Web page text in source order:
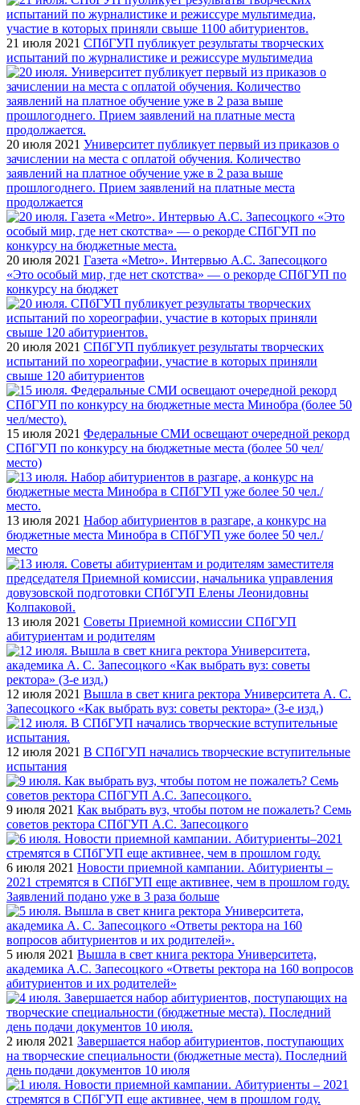
21 июля 2021 СПбГУП публикует результаты творческих
испытаний по журналистике и режиссуре мультимедиа
20 июля 2021 Университет публикует первый из приказов о
зачислении на места с оплатой обучения. Количество
заявлений на платное обучение уже в 2 раза выше
прошлогоднего. Прием заявлений на платные места
продолжается
20 июля 2021 Газета «Metro». Интервью А.С. Запесоцкого
«Это особый мир, где нет скотства» — о рекорде СПбГУП по
конкурсу на бюджет
20 июля 2021 СПбГУП публикует результаты творческих
испытаний по хореографии, участие в которых приняли
свыше 120 абитуриентов
15 июля 2021 Федеральные СМИ освещают очередной рекорд
СПбГУП по конкурсу на бюджетные места (более 50 чел/
место)
13 июля 2021 Набор абитуриентов в разгаре, а конкурс на
бюджетные места Минобра в СПбГУП уже более 50 чел./
место
13 июля 2021 Советы Приемной комиссии СПбГУП
абитуриентам и родителям
12 июля 2021 Вышла в свет книга ректора Университета А. С.
Запесоцкого «Как выбрать вуз: советы ректора» (3-е изд.)
12 июля 2021 В СПбГУП начались творческие вступительные
испытания
9 июля 2021 Как выбрать вуз, чтобы потом не пожалеть? Семь
советов ректора СПбГУП А.С. Запесоцкого
6 июля 2021 Новости приемной кампании. Абитуриенты –
2021 стремятся в СПбГУП еще активнее, чем в прошлом году.
Заявлений подано уже в 3 раза больше
5 июля 2021 Вышла в свет книга ректора Университета,
академика А.С. Запесоцкого «Ответы ректора на 160 вопросов
абитуриентов и их родителей»
2 июля 2021 Завершается набор абитуриентов, поступающих
на творческие специальности (бюджетные места). Последний
день подачи документов 10 июля